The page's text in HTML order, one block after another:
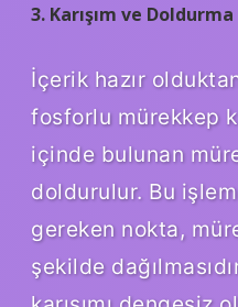
3. Karışım ve Doldurma
İçerik hazır
fosforlu mürekkep
içinde bulunan
doldurulur. Bu
gereken nokta,
şekilde